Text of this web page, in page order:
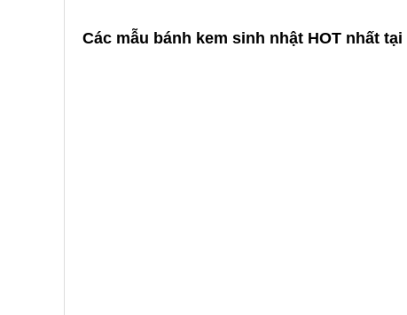
Các mẫu bánh kem sinh nhật HOT nhất